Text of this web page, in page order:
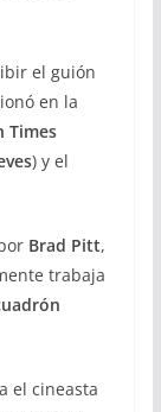
el guión
en la
Times
) y el
Brad Pitt,
trabaja
el cineasta